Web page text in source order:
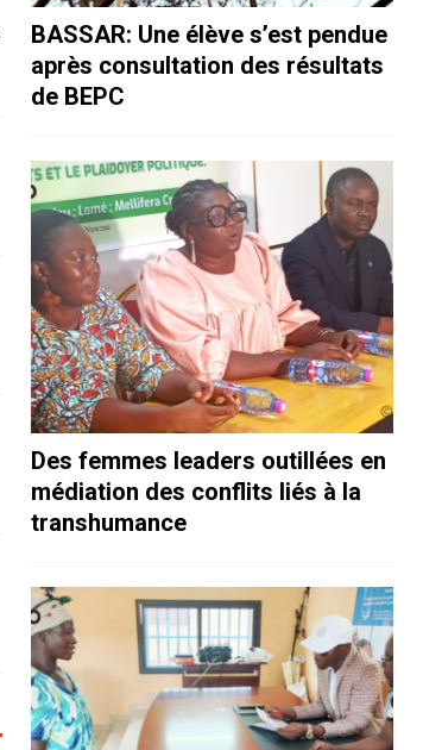
BASSAR: Une élève s’est pendue
après consultation des résultats
de BEPC
Des femmes leaders outillées en
médiation des conflits liés à la
transhumance